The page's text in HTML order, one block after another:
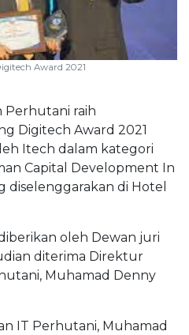
Award 2021
Perhutani raih
Digitech Award 2021
Itech dalam kategori
Capital Development In
diselenggarakan di Hotel
oleh Dewan juri
diterima Direktur
Muhamad Denny
IT Perhutani, Muhamad